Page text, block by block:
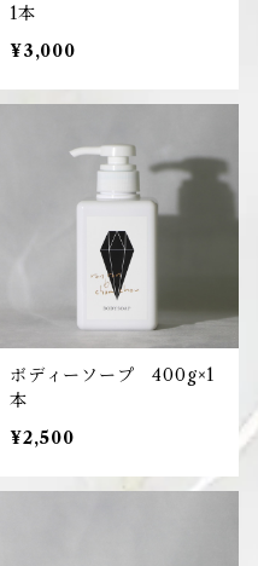
1本
¥3,000
ボディーソープ 400g×1
本
¥2,500